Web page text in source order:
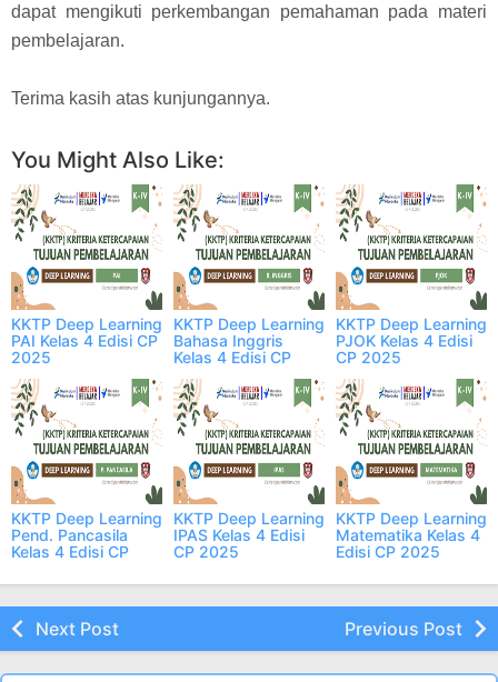
dapat mengikuti perkembangan pemahaman pada materi
pembelajaran.
Terima kasih atas kunjungannya.
You Might Also Like:
KKTP Deep Learning
PAI Kelas 4 Edisi CP
2025
KKTP Deep Learning
Bahasa Inggris
Kelas 4 Edisi CP
KKTP Deep Learning
PJOK Kelas 4 Edisi
CP 2025
KKTP Deep Learning
Pend. Pancasila
Kelas 4 Edisi CP
KKTP Deep Learning
IPAS Kelas 4 Edisi
CP 2025
KKTP Deep Learning
Matematika Kelas 4
Edisi CP 2025
Next Post Previous Post